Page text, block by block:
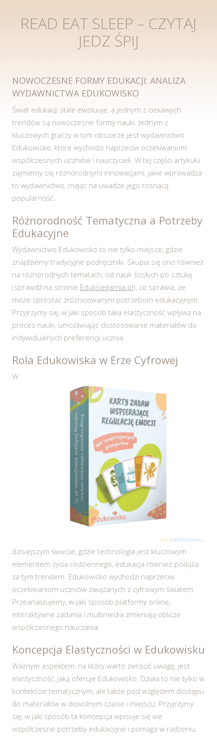
READ EAT SLEEP – CZYTAJ
JEDZ ŚPIJ
NOWOCZESNE FORMY EDUKACJI: ANALIZA
WYDAWNICTWA EDUKOWISKO
Świat edukacji stale ewoluuje, a jednym z ciekawych
trendów są nowoczesne formy nauki. Jednym z
kluczowych graczy w tym obszarze jest wydawnictwo
Edukowisko, które wychodzi naprzeciw oczekiwaniom
współczesnych uczniów i nauczycieli. W tej części artykułu
zajmiemy się różnorodnymi innowacjami, jakie wprowadza
to wydawnictwo, mając na uwadze jego rosnącą
popularność.
Różnorodność Tematyczna a Potrzeby
Edukacyjne
Wydawnictwo Edukowisko to nie tylko miejsce, gdzie
znajdziemy tradycyjne podręczniki. Skupia się ono również
na różnorodnych tematach, od nauk ścisłych po sztukę
(sprawdź na stronie Eduksiegarnia.pl), co sprawia, że
może sprostać zróżnicowanym potrzebom edukacyjnym.
Przyjrzymy się, w jaki sposób taka elastyczność wpływa na
proces nauki, umożliwiając dostosowanie materiałów do
indywidualnych preferencji ucznia.
Rola Edukowiska w Erze Cyfrowej
W
dzisiejszym świecie, gdzie technologia jest kluczowym
elementem życia codziennego, edukacja również podąża
za tym trendem. Edukowisko wychodzi naprzeciw
oczekiwaniom uczniów związanych z cyfrowym światem.
Przeanalizujemy, w jaki sposób platformy online,
interaktywne zadania i multimedia zmieniają oblicze
współczesnego nauczania.
Koncepcja Elastyczności w Edukowisku
Ważnym aspektem, na który warto zwrócić uwagę, jest
elastyczność, jaką oferuje Edukowisko. Działa to nie tylko w
kontekście tematycznym, ale także pod względem dostępu
do materiałów w dowolnym czasie i miejscu. Przyjrzymy
się, w jaki sposób ta koncepcja wpisuje się we
współczesne potrzeby edukacyjne i pomaga w radzeniu